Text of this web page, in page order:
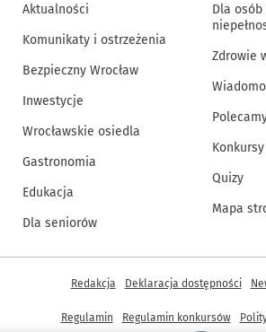
Aktualności
Komunikaty i ostrzeżenia
Bezpieczny Wrocław
Inwestycje
Wrocławskie osiedla
Gastronomia
Edukacja
Dla seniorów
Dla osób
Zdrowie
Konkursy
Quizy
Mapa
Inne informacje
Redakcja Deklaracja dostępności
Regulamin Regulamin konkursów